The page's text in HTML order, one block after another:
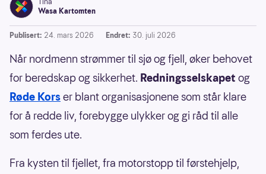
Wasa Kartomten
Publisert: 24. mars 2026 Endret: 30. juli 2026
Når nordmenn strømmer til sjø og fjell, øker behovet
for beredskap og sikkerhet. Redningsselskapet og
Røde Korser blant organisasjonene som står klare
for å redde liv, forebygge ulykker og gi råd til alle
som ferdes ute.
Fra kysten til fjellet, fra motorstopp til førstehjelp,